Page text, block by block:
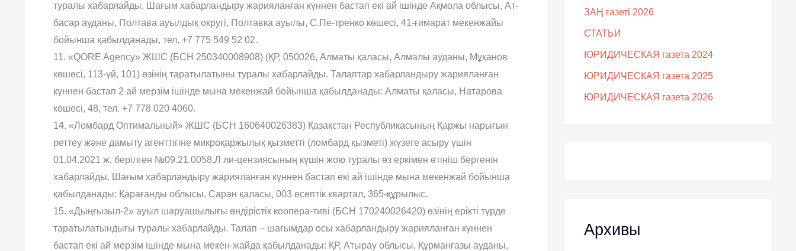
туралы хабарлайды. Шағым хабарландыру жарияланған күннен бастап екі ай ішінде Ақмола облысы, Ат-
басар ауданы, Полтава ауылдық округі, Полтавка ауылы, С.Пе-тренко көшесі, 41-ғимарат мекенжайы
бойынша қабылданады, тел. +7 775 549 52 02.
11. «QORE Agency» ЖШС (БСН 250340008908) (ҚР, 050026, Алматы қаласы, Алмалы ауданы, Мұқанов
көшесі, 113-үй, 101) өзінің таратылатыны туралы хабарлайды. Талаптар хабарландыру жарияланған
күннен бастап 2 ай мерзім ішінде мына мекенжай бойынша қабылданады: Алматы қаласы, Натарова
көшесі, 48, тел. +7 778 020 4060.
14. «Ломбард Оптимальный» ЖШС (БСН 160640026383) Қазақстан Республикасының Қаржы нарығын
реттеу жəне дамыту агенттігіне микроқаржылық қызметті (ломбард қызметі) жүзеге асыру үшін
01.04.2021 ж. берілген №09.21.0058.Л ли-цензиясының күшін жою туралы өз еркімен өтініш бергенін
хабарлайды. Шағым хабарландыру жарияланған күннен бастап екі ай ішінде мына мекенжай бойынша
қабылданады: Қарағанды облысы, Саран қаласы, 003 есептік квартал, 365-құрылыс.
15. «Дыңғызыл-2» ауыл шаруашылығы өндірістік коопера-тиві (БСН 170240026420) өзінің ерікті түрде
таратылатындығы туралы хабарлайды. Талап – шағымдар осы хабарландыру жарияланған күннен
бастап екі ай мерзім ішінде мына мекен-жайда қабылданады: ҚР, Атырау облысы, Құрманғазы ауданы,
ЗАҢ газеті 2026
СТАТЬИ
ЮРИДИЧЕСКАЯ газета 2024
ЮРИДИЧЕСКАЯ газета 2025
ЮРИДИЧЕСКАЯ газета 2026
Архивы